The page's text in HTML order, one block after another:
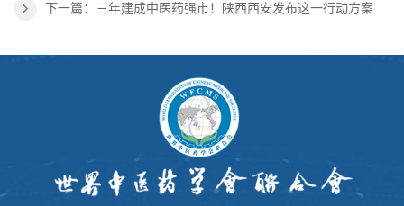
下一篇：三年建成中医药强市！陕西西安发布这一行动方案